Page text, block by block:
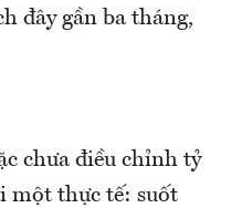
đây gần ba tháng,
chưa điều chỉnh tỷ
một thực tế: suốt